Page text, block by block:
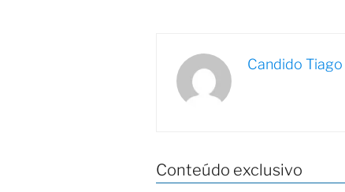
Candido Tiago
Conteúdo exclusivo